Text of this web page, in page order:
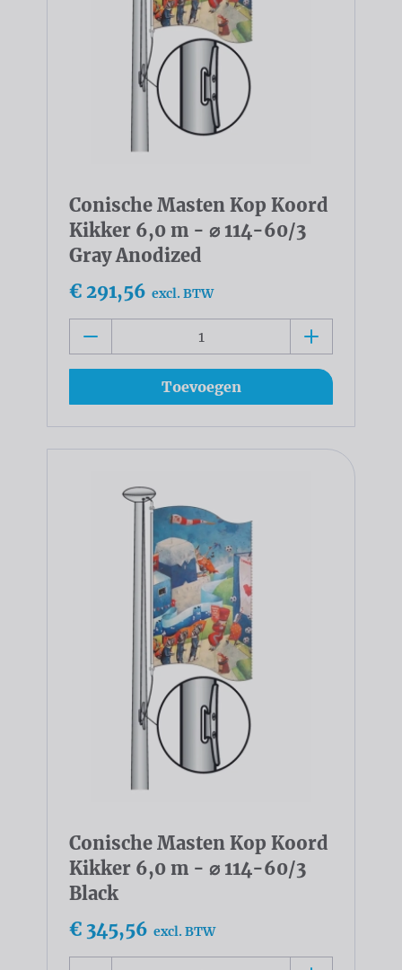
Conische Masten Kop Koord
Kikker 6,0 m - ⌀ 114-60/3
Gray Anodized
€ 291,56 excl. BTW
Toevoegen
Conische Masten Kop Koord
Kikker 6,0 m - ⌀ 114-60/3
Black
€ 345,56 excl. BTW